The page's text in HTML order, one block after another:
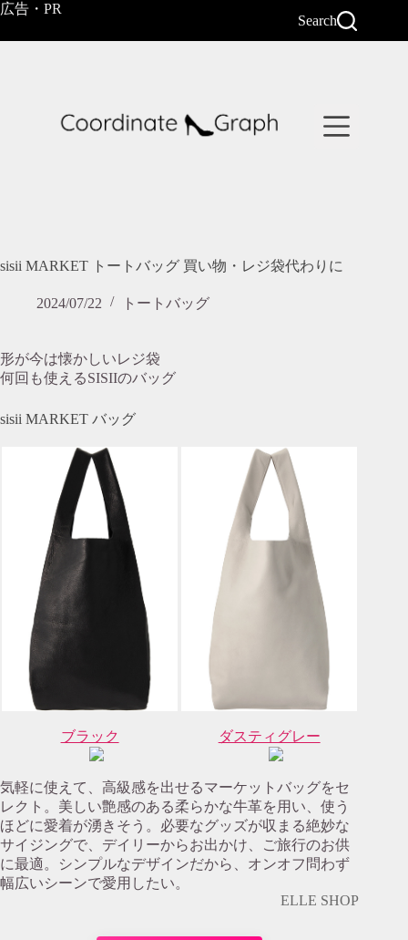
コ
テ
広告・PR
Search
sisii MARKET トートバッグ 買い物・レジ袋代わりに
2024/07/22 トートバッグ
形が今は懐かしいレジ袋
何回も使えるSISIIのバッグ
sisii MARKET バッグ
ブラック ダスティグレー
気軽に使えて、高級感を出せるマーケットバッグをセ
レクト。美しい艶感のある柔らかな牛革を用い、使う
ほどに愛着が湧きそう。必要なグッズが収まる絶妙な
サイジングで、デイリーからお出かけ、ご旅行のお供
に最適。シンプルなデザインだから、オンオフ問わず
幅広いシーンで愛用したい。
ELLE SHOP